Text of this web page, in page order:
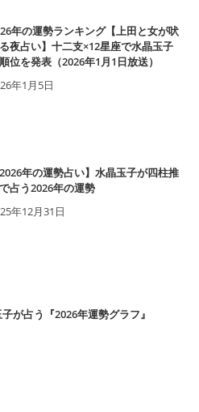
年の運勢ランキング【上田と女が吠
夜占い】十二支×12星座で水晶玉子
位を発表（2026年1月1日放送）
年1月5日
2026年の運勢占い】水晶玉子が四柱推
占う2026年の運勢
年12月31日
が占う『2026年運勢グラフ』